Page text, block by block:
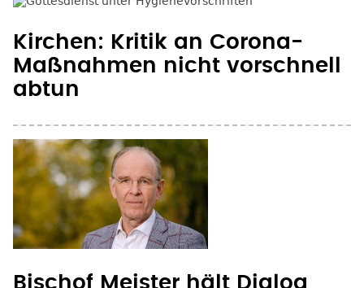
Kirchen: Kritik an Corona-
Maßnahmen nicht vorschnell
abtun
Bischof Meister hält Dialog
mit Populisten für notwendig